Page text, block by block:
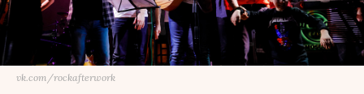
vk.com/rockafterwork